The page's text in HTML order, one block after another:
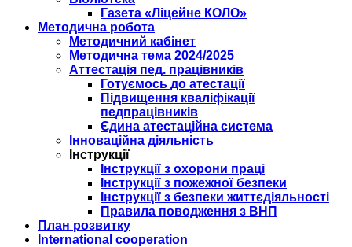
Газета «Ліцейне КОЛО»
Методична робота
Методичний кабінет
Методична тема 2024/2025
Аттестація пед. працівників
Готуємось до атестації
Підвищення кваліфікації
педпрацівників
Єдина атестаційна система
Інноваційна діяльність
Інструкції
Інструкції з охорони праці
Інструкції з пожежної безпеки
Інструкції з безпеки життєдіяльності
Правила поводження з ВНП
План розвитку
International cooperation